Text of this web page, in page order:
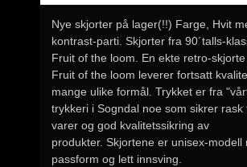
Nye skjorter på lager(!!) Farge, Hvit
kontrast-parti. Skjorter fra 90´talls-
Fruit of the loom. En ekte retro-
Fruit of the loom leverer fortsatt
mange ulike formål. Trykket er fra
trykkeri i Sogndal noe som sikrer rask
varer og god kvalitetssikring av
produkter. Skjortene er unisex-modell
passform og lett innsving.